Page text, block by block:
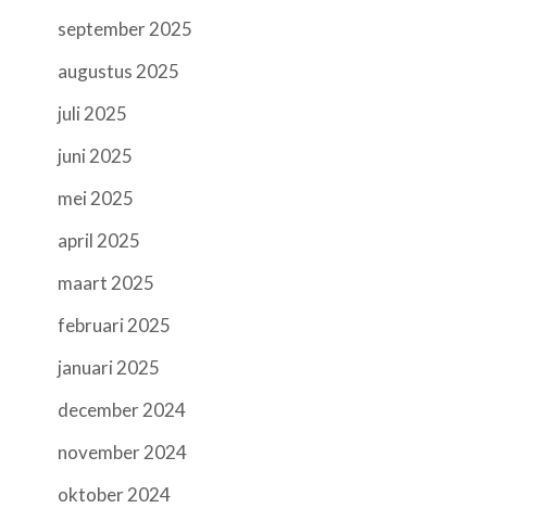
september 2025
augustus 2025
juli 2025
juni 2025
mei 2025
april 2025
maart 2025
februari 2025
januari 2025
december 2024
november 2024
oktober 2024